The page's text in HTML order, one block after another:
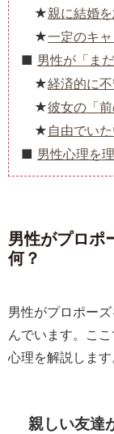
親に結婚
一定のキ
男性が「ま
経済的に
彼女の「
自由でい
男性心理を
男性がプロポ
何？
男性がプロポー
んでいます。こ
心理を解説します
親しい友達